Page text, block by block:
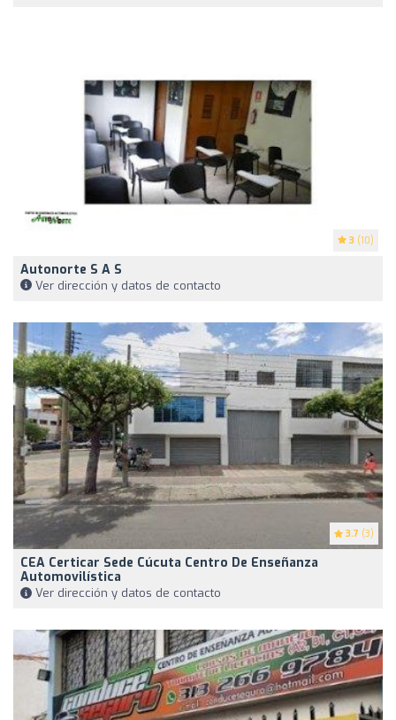
3 (10)
Autonorte S A S
Ver dirección y datos de contacto
3.7 (3)
CEA Certicar Sede Cúcuta Centro De Enseñanza
Automovilística
Ver dirección y datos de contacto